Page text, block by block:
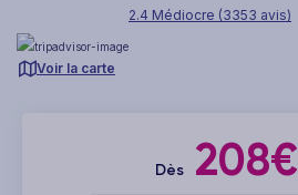
2.4 Médiocre (3353 avis)
Voir la carte
Dès208€